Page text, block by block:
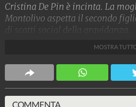
Cristina De Pin è incinta. La
Montolivo aspetta il secondo
di scatti social della gravidanza.
Spettacolo FanpageMOSTRA
COMMENTA